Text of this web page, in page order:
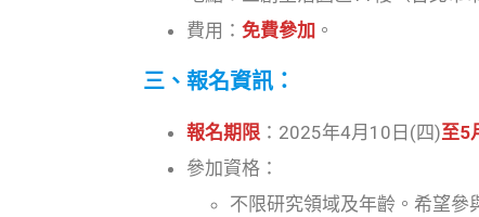
費用： 免費參加 。
三、報名資訊：
報名期限 ：2025年4月10日(四)至5
參加資格：
不限研究領域及年齡。希望參